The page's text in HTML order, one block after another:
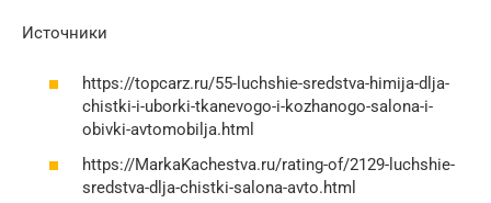
Источники
https://topcarz.ru/55-luchshie-sredstva-himija-dlja-
chistki-i-uborki-tkanevogo-i-kozhanogo-salona-i-
obivki-avtomobilja.html
https://MarkaKachestva.ru/rating-of/2129-luchshie-
sredstva-dlja-chistki-salona-avto.html